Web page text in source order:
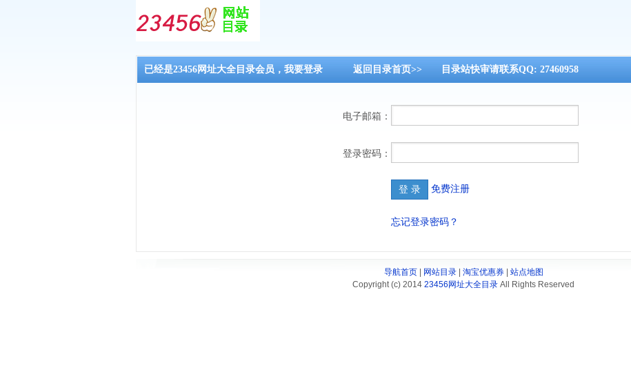
已经是23456网址大全目录会员，我要登录 返回目录首页>> 目录站快审请联系QQ: 27460958
电子邮箱：
登录密码：
免费注册
忘记登录密码？
导航首页| 网站目录| 淘宝优惠券| 站点地图
Copyright (c) 2014 23456网址大全目录 All Rights Reserved